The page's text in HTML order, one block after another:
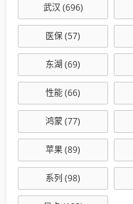
武汉 (696)
医保(57)
东湖 (69)
性能(66)
鸿蒙(77)
苹果(89)
系列 (98)